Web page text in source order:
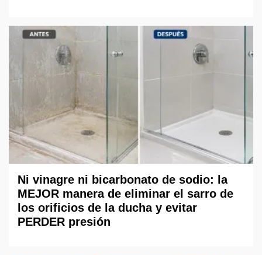
Ni vinagre ni bicarbonato de sodio: la
MEJOR manera de eliminar el sarro de
los orificios de la ducha y evitar
PERDER presión